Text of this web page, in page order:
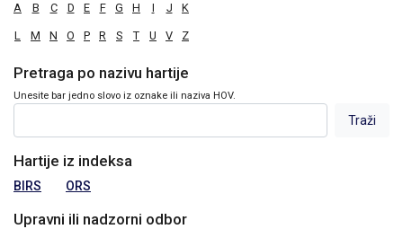
A B C D E F G H I J K
L M N O P R S T U V Z
Pretraga po nazivu hartije
Unesite bar jedno slovo iz oznake ili naziva HOV.
Hartije iz indeksa
BIRS ORS
Upravni ili nadzorni odbor